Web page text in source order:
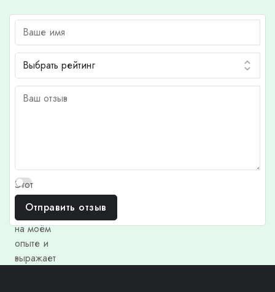
Этот
отзыв
основан
на моём
опыте и
выражает
Отправить отзыв